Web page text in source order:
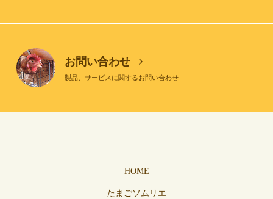
お問い合わせ
製品、サービスに関するお問い合わせ
HOME
たまごソムリエ